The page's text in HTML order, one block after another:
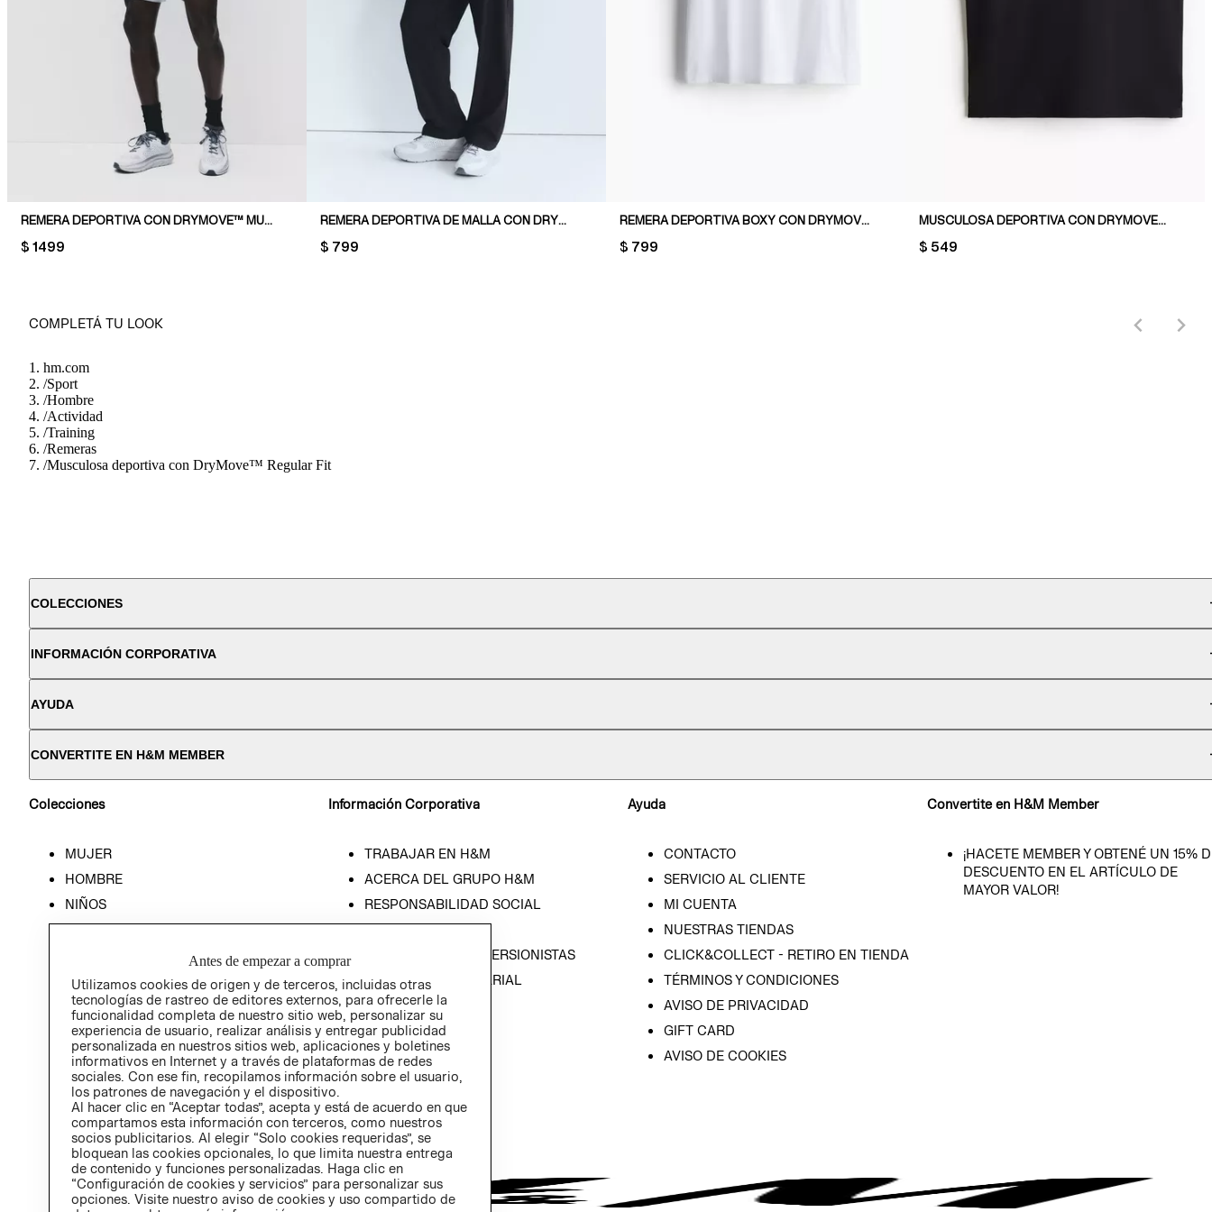
REMERA DEPORTIVA CON DRYMOVE™ MUSCLE FIT
PRICE:
$ 1499
REMERA DEPORTIVA DE MALLA CON DRYMOVE™
PRICE:
$ 799
REMERA DEPORTIVA BOXY CON DRYMOVE™
PRICE:
$ 799
MUSCULOSA DEPORTIVA CON DRYMOVE™ REGULAR FIT
PRICE:
$ 549
COMPLETÁ TU LOOK
hm.com
/Sport
/Hombre
/Actividad
/Training
/Remeras
/Musculosa deportiva con DryMove™ Regular Fit
COLECCIONES
INFORMACIÓN CORPORATIVA
AYUDA
CONVERTITE EN H&M MEMBER
Colecciones
MUJER
HOMBRE
NIÑOS
HOME
Información Corporativa
TRABAJAR EN H&M
ACERCA DEL GRUPO H&M
RESPONSABILIDAD SOCIAL
PRENSA
RELACIÓN CON INVERSIONISTAS
POLÍTICA EMPRESARIAL
Ayuda
CONTACTO
SERVICIO AL CLIENTE
MI CUENTA
NUESTRAS TIENDAS
CLICK&COLLECT - RETIRO EN TIENDA
TÉRMINOS Y CONDICIONES
AVISO DE PRIVACIDAD
GIFT CARD
AVISO DE COOKIES
Convertite en H&M Member
¡HACETE MEMBER Y OBTENÉ UN 15%
DESCUENTO EN EL ARTÍCULO DE
MAYOR VALOR!
Antes de empezar a comprar
Utilizamos cookies de origen y de terceros, incluidas otras
tecnologías de rastreo de editores externos, para ofrecerle la
funcionalidad completa de nuestro sitio web, personalizar su
experiencia de usuario, realizar análisis y entregar publicidad
personalizada en nuestros sitios web, aplicaciones y boletines
informativos en Internet y a través de plataformas de redes
sociales. Con ese fin, recopilamos información sobre el usuario,
los patrones de navegación y el dispositivo.
Al hacer clic en “Aceptar todas”, acepta y está de acuerdo en que
compartamos esta información con terceros, como nuestros
socios publicitarios. Al elegir “Solo cookies requeridas”, se
bloquean las cookies opcionales, lo que limita nuestra entrega
de contenido y funciones personalizadas. Haga clic en
“Configuración de cookies y servicios” para personalizar sus
opciones. Visite nuestro aviso de cookies y uso compartido de